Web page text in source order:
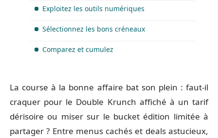
Exploitez les outils numériques
Sélectionnez les bons créneaux
Comparez et cumulez
La course à la bonne affaire bat son plein : faut-il
craquer pour le Double Krunch affiché à un tarif
dérisoire ou miser sur le bucket édition limitée à
partager ? Entre menus cachés et deals astucieux,